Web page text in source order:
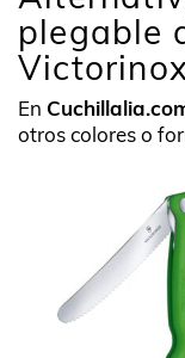
plegable
En
otros colores o